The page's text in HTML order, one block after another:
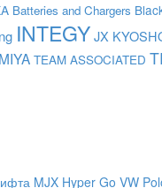
Batteries and Chargers
INTEGYJX
TEAM ASSOCIATED